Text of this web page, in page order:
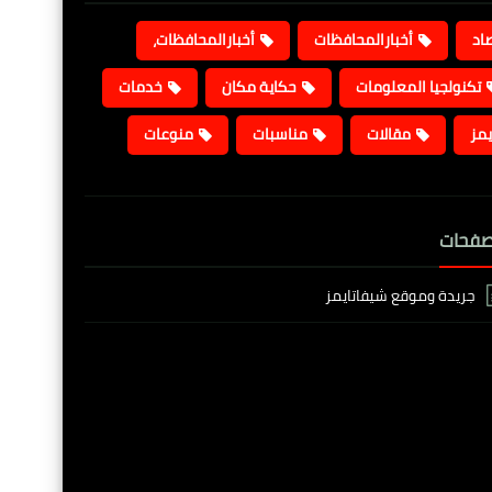
أخبارالمحافظات
أخبارالمحافظات،
تكنولجيا المعلومات
حكاية مكان
خدمات
مقالات مناسبات منوعات
جريدة وموقع شيفاتايمز